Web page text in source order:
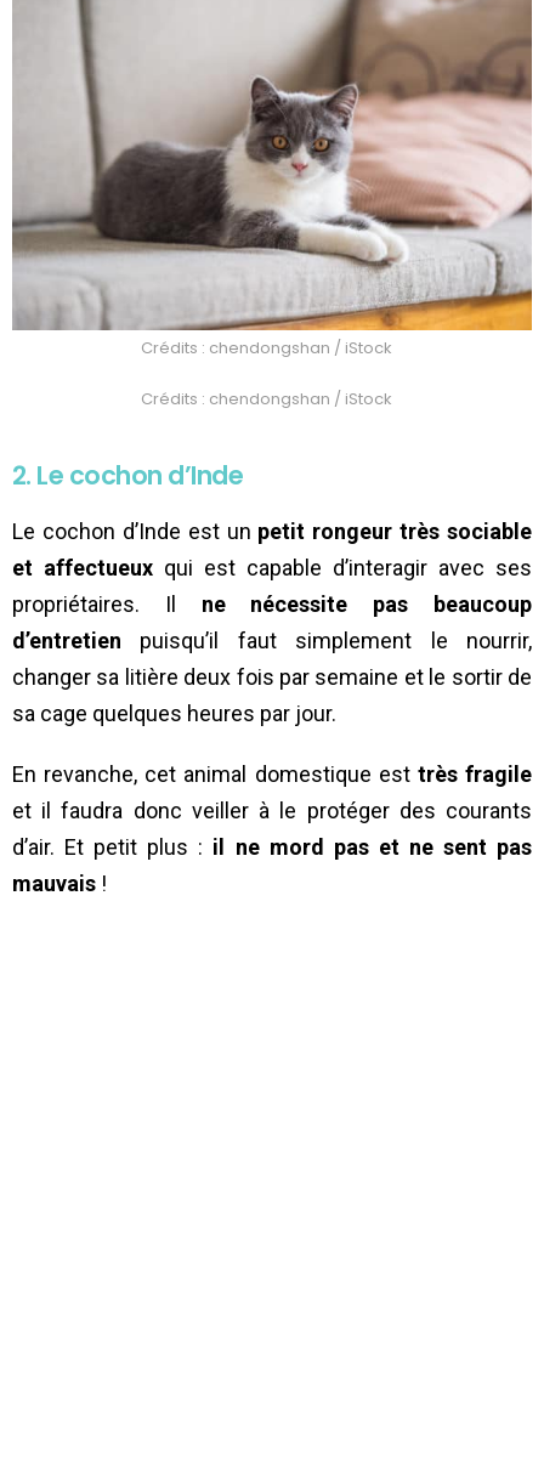
Crédits : chendongshan / iStock
Crédits : chendongshan / iStock
2. Le cochon d’Inde
Le cochon d’Inde est un petit rongeur très sociable
et affectueux qui est capable d’interagir avec ses
propriétaires. Il ne nécessite pas beaucoup
d’entretien puisqu’il faut simplement le nourrir,
changer sa litière deux fois par semaine et le sortir de
sa cage quelques heures par jour.
En revanche, cet animal domestique est très fragile
et il faudra donc veiller à le protéger des courants
d’air. Et petit plus : il ne mord pas et ne sent pas
mauvais !